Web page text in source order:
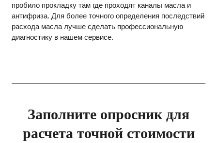
пробило прокладку там где проходят каналы масла и
антифриза. Для более точного определения последствий
расхода масла лучше сделать профессиональную
диагностику в нашем сервисе.
Заполните опросник для
расчета точной стоимости